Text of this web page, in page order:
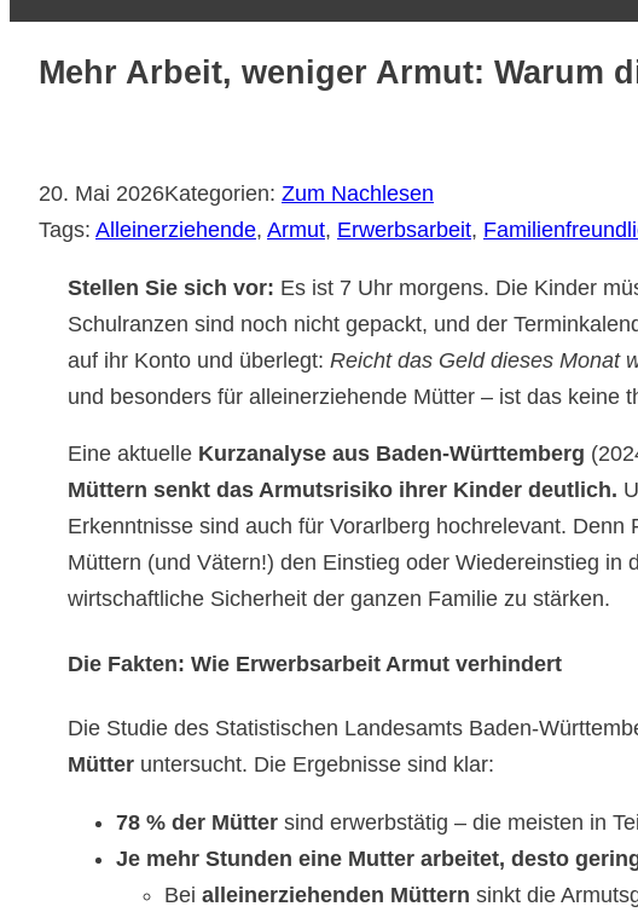
Mehr Arbeit, weniger Armut: Warum
20. Mai 2026Kategorien: Zum Nachlesen
Tags: Alleinerziehende, Armut, Erwerbsarbeit,
Stellen Sie sich vor: Es ist 7 Uhr morgens. Die Kinder
Schulranzen sind noch nicht gepackt, und der
auf ihr Konto und überlegt: Reicht das Geld dieses Monat
und besonders für alleinerziehende Mütter – ist das keine
Eine aktuelle Kurzanalyse aus Baden-Württemberg
Müttern senkt das Armutsrisiko ihrer Kinder deutlich.
Erkenntnisse sind auch für Vorarlberg hochrelevant. Denn
Müttern (und Vätern!) den Einstieg oder Wiedereinstieg in
wirtschaftliche Sicherheit der ganzen Familie zu stärken.
Die Fakten: Wie Erwerbsarbeit Armut verhindert
Die Studie des Statistischen Landesamts Baden-
Mütter untersucht. Die Ergebnisse sind klar:
78 % der Mütter sind erwerbstätig – die meisten in
Je mehr Stunden eine Mutter arbeitet, desto
Bei alleinerziehenden Müttern sinkt die